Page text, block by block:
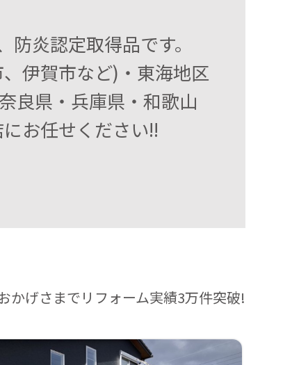
炎認定取得品です。
伊賀市など)・東海地区
良県・兵庫県・和歌山
お任せください!!
かげさまでリフォーム実績3万件突破!